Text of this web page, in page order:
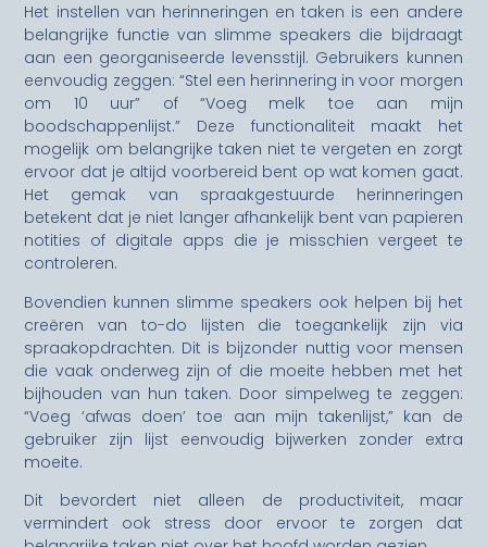
Het instellen van herinneringen en taken is een andere
belangrijke functie van slimme speakers die bijdraagt
aan een georganiseerde levensstijl. Gebruikers kunnen
eenvoudig zeggen: “Stel een herinnering in voor morgen
om 10 uur” of “Voeg melk toe aan mijn
boodschappenlijst.” Deze functionaliteit maakt het
mogelijk om belangrijke taken niet te vergeten en zorgt
ervoor dat je altijd voorbereid bent op wat komen gaat.
Het gemak van spraakgestuurde herinneringen
betekent dat je niet langer afhankelijk bent van papieren
notities of digitale apps die je misschien vergeet te
controleren.
Bovendien kunnen slimme speakers ook helpen bij het
creëren van to-do lijsten die toegankelijk zijn via
spraakopdrachten. Dit is bijzonder nuttig voor mensen
die vaak onderweg zijn of die moeite hebben met het
bijhouden van hun taken. Door simpelweg te zeggen:
“Voeg ‘afwas doen’ toe aan mijn takenlijst,” kan de
gebruiker zijn lijst eenvoudig bijwerken zonder extra
moeite.
Dit bevordert niet alleen de productiviteit, maar
vermindert ook stress door ervoor te zorgen dat